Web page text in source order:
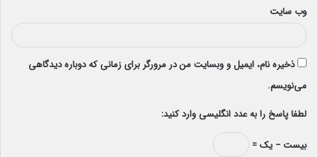
وب‌ سایت
ذخیره نام، ایمیل و وبسایت من در مرورگر برای زمانی که دوباره دیدگاهی
می‌نویسم.
لطفا پاسخ را به عدد انگلیسی وارد کنید:
بیست − یک =